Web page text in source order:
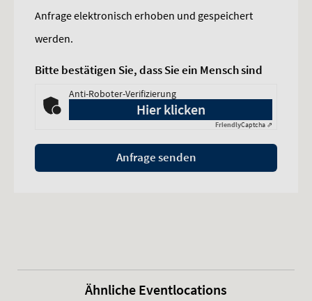
Anfrage elektronisch erhoben und gespeichert
werden.
Bitte bestätigen Sie, dass Sie ein Mensch sind
Anti-Roboter-Verifizierung
Hier klicken
FriendlyCaptcha ⇗
Anfrage senden
Ähnliche Eventlocations